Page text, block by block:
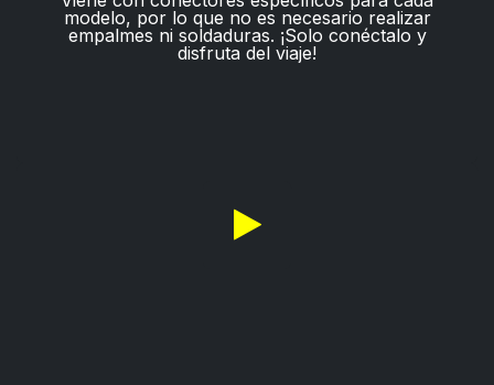
modelo, por lo que no es necesario realizar
empalmes ni soldaduras. ¡Solo conéctalo y
disfruta del viaje!